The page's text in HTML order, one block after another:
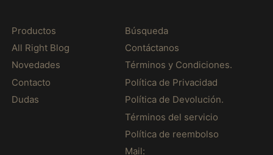
Productos
All Right Blog
Novedades
Contacto
Dudas
Búsqueda
Contáctanos
Términos y Condiciones.
Política de Privacidad
Política de Devolución.
Términos del servicio
Política de reembolso
Mail:
Granada (MXN $)
Grécia (MXN $)
Groenlândia (MXN $)
Guadalupe (MXN $)